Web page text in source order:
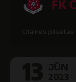
FK
Olaines